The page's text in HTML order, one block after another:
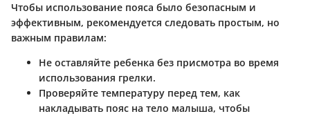
Чтобы использование пояса было безопасным и
эффективным, рекомендуется следовать простым, но
важным правилам:
Не оставляйте ребенка без присмотра во время
использования грелки.
Проверяйте температуру перед тем, как
накладывать пояс на тело малыша, чтобы